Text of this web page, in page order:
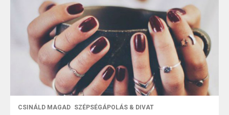
CSINÁLD MAGAD SZÉPSÉGÁPOLÁS & DIVAT